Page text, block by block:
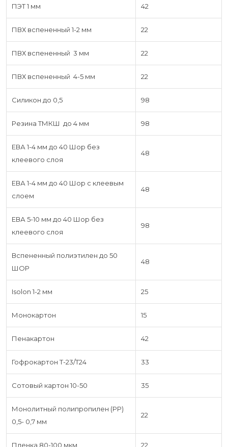
ПЭТ 1 мм 42
ПВХ вспененный 1-2 мм 22
ПВХ вспененный 3 мм 22
ПВХ вспененный 4-5 мм 22
Силикон до 0,5 98
Резина ТМКШ до 4 мм 98
ЕВА 1-4 мм до 40 Шор без
клеевого слоя
48
ЕВА 1-4 мм до 40 Шор с клеевым
слоем
48
ЕВА 5-10 мм до 40 Шор без
клеевого слоя
98
Вспененный полиэтилен до 50
ШОР
48
Isolon 1-2 мм 25
Монокартон 15
Пенакартон 42
Гофрокартон Т-23/Т24 33
Сотовый картон 10-50 35
Монолитный полипропилен (PP)
0,5- 0,7 мм
22
Пленка 80-100 мкм 22